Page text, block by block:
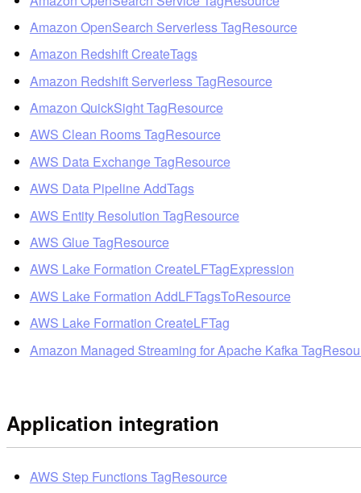
Amazon OpenSearch Serverless TagResource
Amazon Redshift CreateTags
Amazon Redshift Serverless TagResource
Amazon QuickSight TagResource
AWS Clean Rooms TagResource
AWS Data Exchange TagResource
AWS Data Pipeline AddTags
AWS Entity Resolution TagResource
AWS Glue TagResource
AWS Lake Formation CreateLFTagExpression
AWS Lake Formation AddLFTagsToResource
AWS Lake Formation CreateLFTag
Amazon Managed Streaming for Apache Kafka
Application integration
AWS Step Functions TagResource